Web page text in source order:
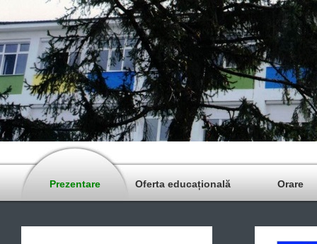
Prezentare Oferta educațională Orare